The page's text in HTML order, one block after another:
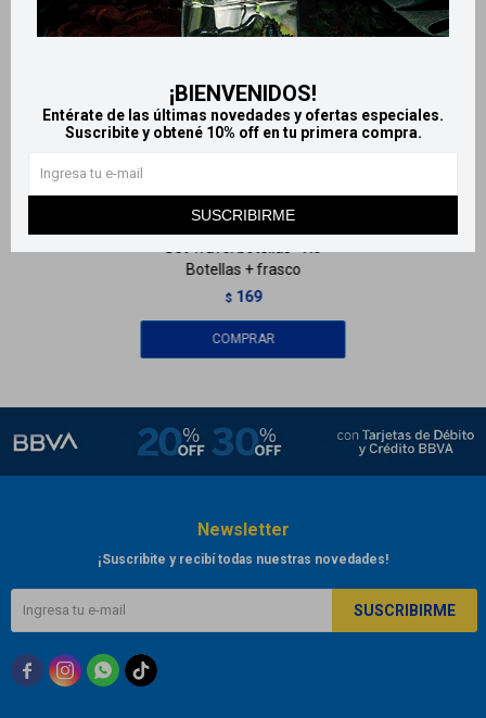
¡BIENVENIDOS!
Entérate de las últimas novedades y ofertas especiales.
Suscribite y obtené 10% off en tu primera compra.
SUSCRIBIRME
Llega en2 HS
Botellas + frasco
$ 169
Newsletter
¡Suscribite y recibí todas nuestras novedades!
SUSCRIBIRME
  